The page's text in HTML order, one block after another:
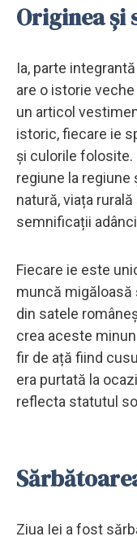
Originea și
Ia, parte
are o istorie
un articol
istoric, fiecare ie
și culorile folosite.
regiune la
natură, viața
semnificații
Fiecare ie este
muncă migăloasă
din satele
crea aceste
fir de ață fiind
era purtată la
reflecta statutul
Ziua Iei a fost